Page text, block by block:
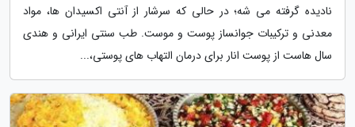
نادیده گرفته می شه؛ در حالی که سرشار از آنتی اکسیدان ها، مواد
معدنی و ترکیبات جوانساز پوست و موست. طب سنتی ایرانی و هندی
سال هاست از پوست انار برای درمان التهاب های پوستی،...